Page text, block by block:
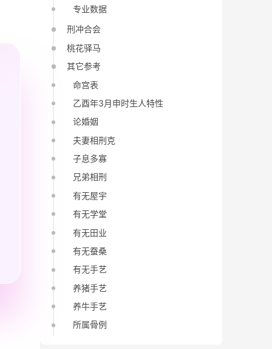
专业数据
刑冲合会
桃花驿马
其它参考
命宫表
乙酉年3月申时生人特性
论婚姻
夫妻相刑克
子息多寡
兄弟相刑
有无屋宇
有无学堂
有无田业
有无蚕桑
有无手艺
养猪手艺
养牛手艺
所属骨例